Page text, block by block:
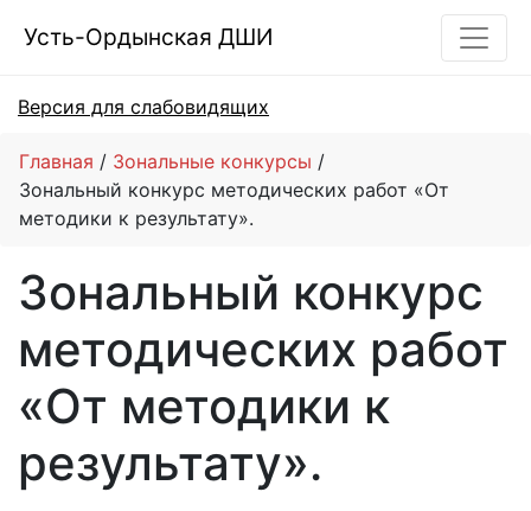
Усть-Ордынская ДШИ
Версия для слабовидящих
Главная
Зональные конкурсы
Зональный конкурс методических работ «От
методики к результату».
Зональный конкурс
методических работ
«От методики к
результату».